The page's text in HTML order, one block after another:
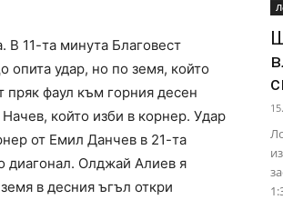
В 11-та минута Благовест
опита удар, но по земя, който
пряк фаул към горния десен
който изби в корнер. Удар
от Емил Данчев в 21-та
диагонал. Олджай Алиев я
в десния ъгъл откри